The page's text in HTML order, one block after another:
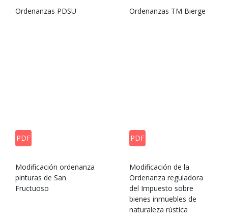
Ordenanzas PDSU Ordenanzas TM Bierge
PDF
Modificación ordenanza
pinturas de San
Fructuoso
PDF
Modificación de la
Ordenanza reguladora
del Impuesto sobre
bienes inmuebles de
naturaleza rústica